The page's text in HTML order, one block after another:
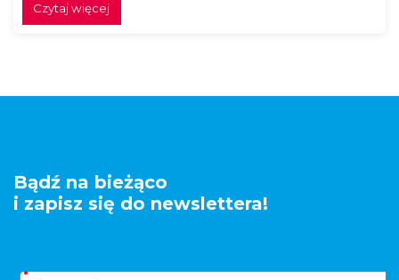
Czytaj więcej
Bądź na bieżąco
i zapisz się do newslettera!